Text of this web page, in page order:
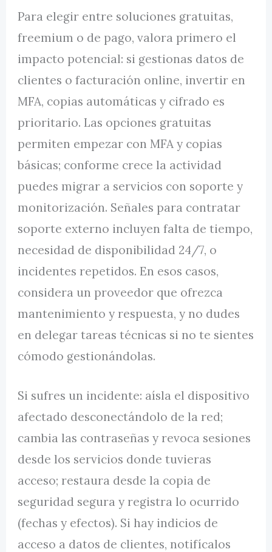
Para elegir entre soluciones gratuitas,
freemium o de pago, valora primero el
impacto potencial: si gestionas datos de
clientes o facturación online, invertir en
MFA, copias automáticas y cifrado es
prioritario. Las opciones gratuitas
permiten empezar con MFA y copias
básicas; conforme crece la actividad
puedes migrar a servicios con soporte y
monitorización. Señales para contratar
soporte externo incluyen falta de tiempo,
necesidad de disponibilidad 24/7, o
incidentes repetidos. En esos casos,
considera un proveedor que ofrezca
mantenimiento y respuesta, y no dudes
en delegar tareas técnicas si no te sientes
cómodo gestionándolas.
Si sufres un incidente: aísla el dispositivo
afectado desconectándolo de la red;
cambia las contraseñas y revoca sesiones
desde los servicios donde tuvieras
acceso; restaura desde la copia de
seguridad segura y registra lo ocurrido
(fechas y efectos). Si hay indicios de
acceso a datos de clientes, notifícalos